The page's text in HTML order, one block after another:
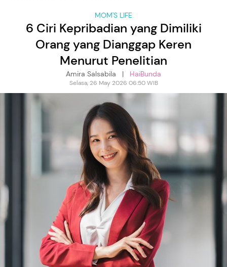
MOM'S LIFE
6 Ciri Kepribadian yang Dimiliki
Orang yang Dianggap Keren
Menurut Penelitian
Amira Salsabila | HaiBunda
Selasa, 26 May 2026 06:50 WIB